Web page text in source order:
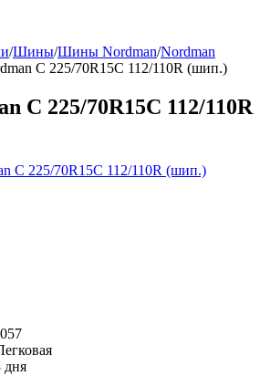
/Шины/Шины Nordman/Nordman
C 225/70R15C 112/110R (шип.)
C 225/70R15C 112/110R
дня